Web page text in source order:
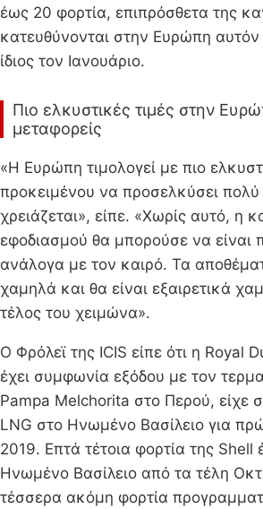
έως 20 φορτία, επιπρόσθετα της
κατευθύνονται στην Ευρώπη
ίδιος τον Ιανουάριο.
Πιο ελκυστικές τιμές στην
μεταφορείς
«Η Ευρώπη τιμολογεί με πιο
προκειμένου να προσελκύσει πολύ
χρειάζεται», είπε. «Χωρίς αυτό, η
εφοδιασμού θα μπορούσε να είναι
ανάλογα με τον καιρό. Τα
χαμηλά και θα είναι εξαιρετικά
τέλος του χειμώνα».
Ο Φρόλεϊ της ICIS είπε ότι η Royal
έχει συμφωνία εξόδου με τον
Pampa Melchorita στο Περού, είχε
LNG στο Ηνωμένο Βασίλειο για
2019. Επτά τέτοια φορτία της Shell
Ηνωμένο Βασίλειο από τα τέλη
τέσσερα ακόμη φορτία